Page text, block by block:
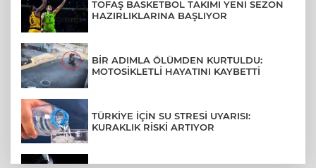
TOFAŞ BASKETBOL TAKIMI YENİ SEZON
HAZIRLIKLARINA BAŞLIYOR
BİR ADIMLA ÖLÜMDEN KURTULDU:
MOTOSİKLETLİ HAYATINI KAYBETTİ
TÜRKİYE İÇİN SU STRESİ UYARISI:
KURAKLIK RİSKİ ARTIYOR